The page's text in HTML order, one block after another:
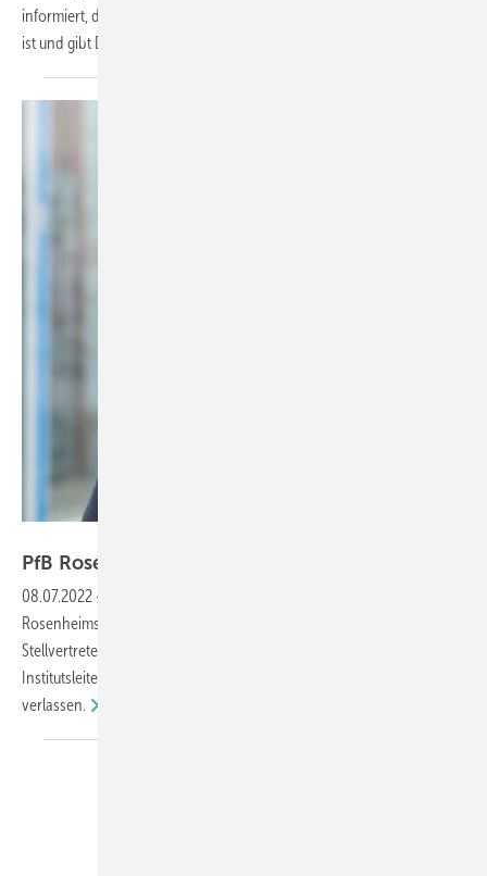
informiert, dass der angesagte Branchentreff seit Wochen ausgebucht
ist und gibt Details zum Ablauf
PfB Rosenheim-Leitung stellt sich neu
08.07.2022 -
Rosenheims. Andreas Nerz hat die Institutsleitung übernommen, sein
Stellvertreter wurde Dr. Daniel Rüdiger Müller. Der ehemalige
Institutsleiter Peter Mayer hat das Prüfinstitut auf eigenen Wunsch
verlassen.